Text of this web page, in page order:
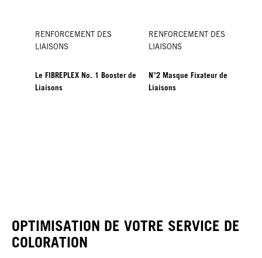
RENFORCEMENT DES
LIAISONS
Le FIBREPLEX No. 1 Booster de
Liaisons
RENFORCEMENT DES
LIAISONS
N°2 Masque Fixateur de
Liaisons
OPTIMISATION DE VOTRE SERVICE DE
COLORATION